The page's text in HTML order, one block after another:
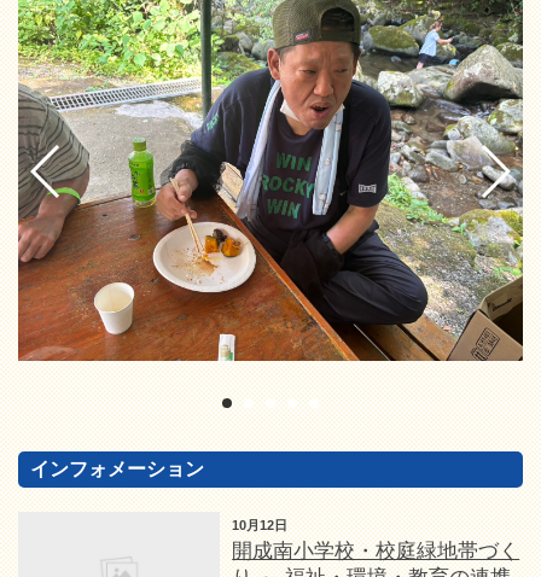
インフォメーション
10月12日
開成南小学校・校庭緑地帯づく